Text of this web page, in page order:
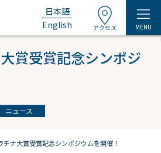
日本語
English
アクセス MENU
賞受賞記念シンポジ
ニュース
チナ大賞受賞記念シンポジウムを開催！